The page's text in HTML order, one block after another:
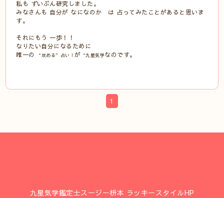
私も ずいぶん研究しました。
みなさんも 自分が なになのか は 占ってみたことがあると思いま
す。
それにもう 一歩！！
なりたい自分になるために
唯一の
“攻める”占い！ が “九星気学なのです。
1
九星気学鑑定士スージー枡本 ラッキースタイルHP